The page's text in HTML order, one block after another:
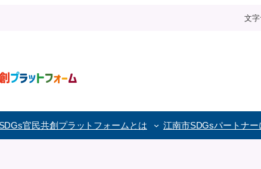
文字
官民共創プラットフォームとは 江南市SDGsパートナー